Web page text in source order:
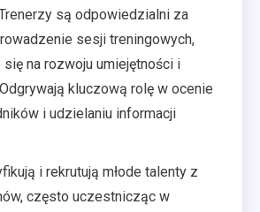
są odpowiedzialni za
sesji treningowych,
się na rozwoju umiejętności i
kluczową rolę w ocenie
i udzielaniu informacji
i rekrutują młode talenty z
często uczestnicząc w